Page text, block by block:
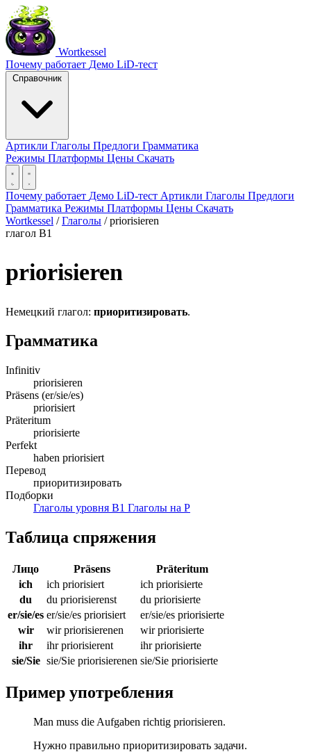
Wortkessel
Почему работает Демо LiD-тест
Справочник
Артикли Глаголы Предлоги Грамматика
Режимы Платформы Цены Скачать
Почему работает Демо LiD-тест Артикли Глаголы Предлоги
Грамматика Режимы Платформы Цены Скачать
Wortkessel / Глаголы / priorisieren
глагол B1
priorisieren
Немецкий глагол: приоритизировать.
Грамматика
Infinitiv
priorisieren
Präsens (er/sie/es)
priorisiert
Präteritum
priorisierte
Perfekt
haben priorisiert
Перевод
приоритизировать
Подборки
Глаголы уровня B1 Глаголы на P
Таблица спряжения
Лицо Präsens
Präteritum
ich
ich priorisiert
ich priorisierte
du
du priorisierenst
du priorisierte
er/sie/es er/sie/es priorisiert
er/sie/es priorisierte
wir
wir priorisierenen
wir priorisierte
ihr
ihr priorisierent
ihr priorisierte
sie/Sie sie/Sie priorisierenen sie/Sie priorisierte
Пример употребления
Man muss die Aufgaben richtig priorisieren.
Нужно правильно приоритизировать задачи.